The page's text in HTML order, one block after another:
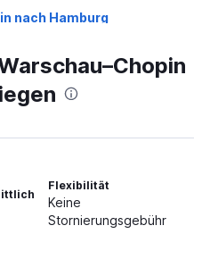
nach Hamburg
nach Köln
nach München
nach Dortmund
nach Köln
nach Bremen
nach Nürnberg
nach Hannover
Flexibilität
Keine
Stornierungsgebühr